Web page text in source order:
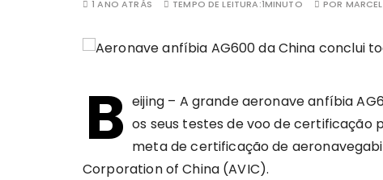
1 ANO ATRÁS TEMPO DE LEITURA:1MINUTO POR
B eijing – A grande aeronave anfíbia
os seus testes de voo de certificação
meta de certificação de
Corporation of China (AVIC).